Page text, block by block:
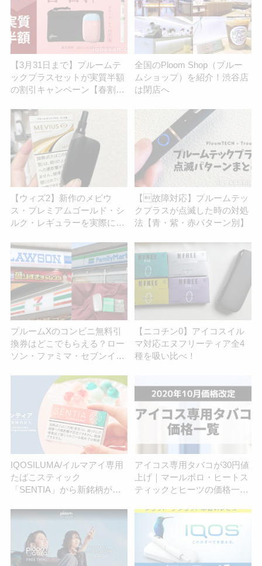
【3月31日まで】プルームテ
ックプラスセットが実質半額
の割引キャンペーン【春割セ
全国のPloom Shop（プルー
ムショップ）を紹介！渋谷店
は閉店へ
【ウィズ2】新作のメビウ
ス・プレミアムゴールド・シ
ルク・レギュラーを実際に吸
【故障対応】プルームテッ
クプラスが点滅した時の対処
法【青・紫・赤パターン別】
プルームXのコンビニ無料引
換券はどこでもらえる？ロー
ソン・ファミマ・セブンイレ
【ニコチン0】アイコスイル
マ対応エヌフリーティア全4
種を吸い比べ！
IQOSILUMA/イルマアイ専用
たばこスティック
「SENTIA」から新銘柄が登
コーラルは 12 月 12 日（木）
より順次販売 | アイコスさん
アイコス専用タバコが30円値
上げ｜マールボロ・ヒートス
ティックとヒーツの価格一覧